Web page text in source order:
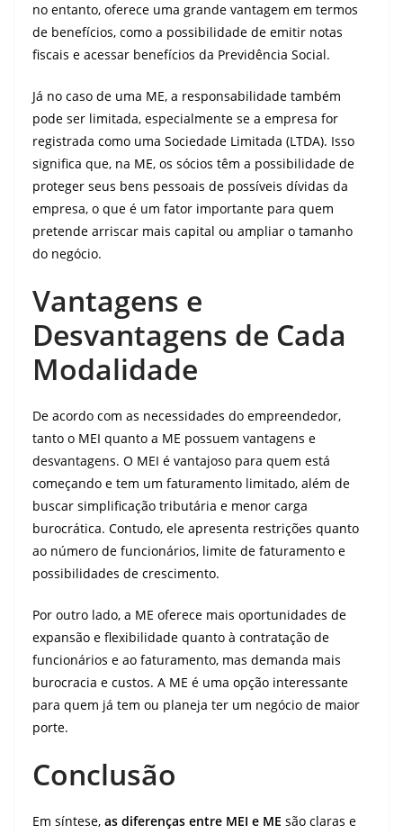
no entanto, oferece uma grande vantagem em termos
de benefícios, como a possibilidade de emitir notas
fiscais e acessar benefícios da Previdência Social.
Já no caso de uma ME, a responsabilidade também
pode ser limitada, especialmente se a empresa for
registrada como uma Sociedade Limitada (LTDA). Isso
significa que, na ME, os sócios têm a possibilidade de
proteger seus bens pessoais de possíveis dívidas da
empresa, o que é um fator importante para quem
pretende arriscar mais capital ou ampliar o tamanho
do negócio.
Vantagens e
Desvantagens de Cada
Modalidade
De acordo com as necessidades do empreendedor,
tanto o MEI quanto a ME possuem vantagens e
desvantagens. O MEI é vantajoso para quem está
começando e tem um faturamento limitado, além de
buscar simplificação tributária e menor carga
burocrática. Contudo, ele apresenta restrições quanto
ao número de funcionários, limite de faturamento e
possibilidades de crescimento.
Por outro lado, a ME oferece mais oportunidades de
expansão e flexibilidade quanto à contratação de
funcionários e ao faturamento, mas demanda mais
burocracia e custos. A ME é uma opção interessante
para quem já tem ou planeja ter um negócio de maior
porte.
Conclusão
Em síntese, as diferenças entre MEI e ME são claras e